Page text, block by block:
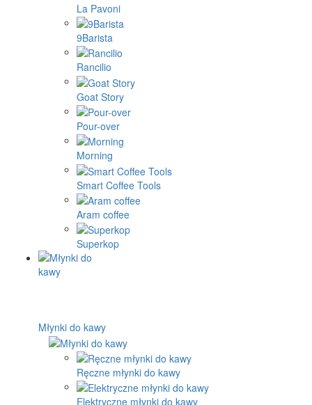
La Pavoni
9Barista
Rancilio
Goat Story
Pour-over
Morning
Smart Coffee Tools
Aram coffee
Superkop
Młynki do kawy
Ręczne młynki do kawy
Elektryczne młynki do kawy